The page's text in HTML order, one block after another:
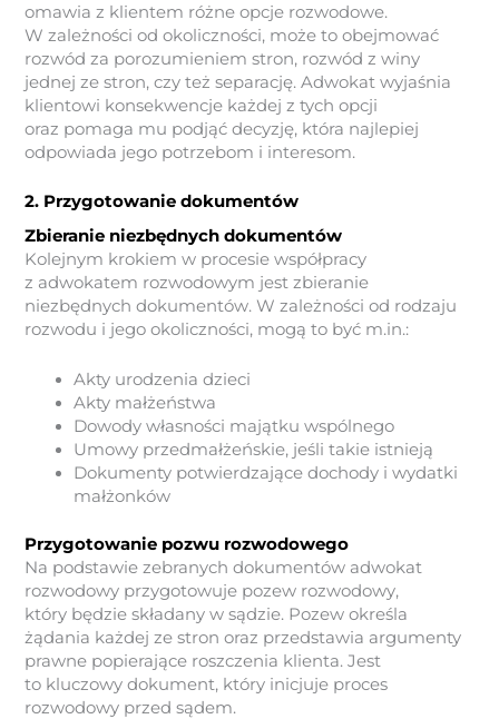
omawia z klientem różne opcje rozwodowe.
W zależności od okoliczności, może to obejmować
rozwód za porozumieniem stron, rozwód z winy
jednej ze stron, czy też separację. Adwokat wyjaśnia
klientowi konsekwencje każdej z tych opcji
oraz pomaga mu podjąć decyzję, która najlepiej
odpowiada jego potrzebom i interesom.
2. Przygotowanie dokumentów
Zbieranie niezbędnych dokumentów
Kolejnym krokiem w procesie współpracy
z adwokatem rozwodowym jest zbieranie
niezbędnych dokumentów. W zależności od rodzaju
rozwodu i jego okoliczności, mogą to być m.in.:
Akty urodzenia dzieci
Akty małżeństwa
Dowody własności majątku wspólnego
Umowy przedmałżeńskie, jeśli takie istnieją
Dokumenty potwierdzające dochody i wydatki
małżonków
Przygotowanie pozwu rozwodowego
Na podstawie zebranych dokumentów adwokat
rozwodowy przygotowuje pozew rozwodowy,
który będzie składany w sądzie. Pozew określa
żądania każdej ze stron oraz przedstawia argumenty
prawne popierające roszczenia klienta. Jest
to kluczowy dokument, który inicjuje proces
rozwodowy przed sądem.